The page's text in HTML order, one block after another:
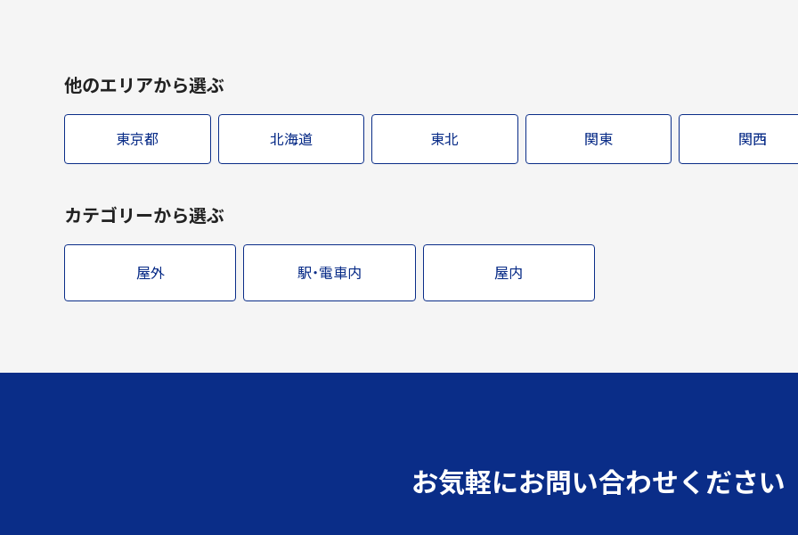
他のエリアから選ぶ
東京都 北海道 東北 関東 関西
カテゴリーから選ぶ
屋外 駅・電車内 屋内
お気軽にお問い合わせください